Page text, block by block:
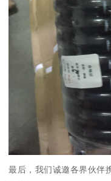
最后，我们诚邀各界伙伴